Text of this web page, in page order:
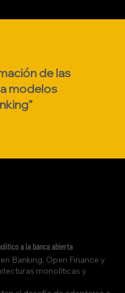
de las
modelos
a la banca abierta
Banking, Open Finance y
monolíticas y